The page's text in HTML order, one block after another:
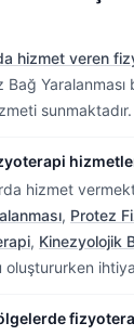
hizmet veren
Bağ
sunmaktadır.
hizmet
, Protez
, Kinezyolojik
oluştururken